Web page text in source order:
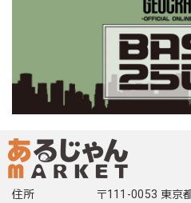
住所
〒111-0053 東京